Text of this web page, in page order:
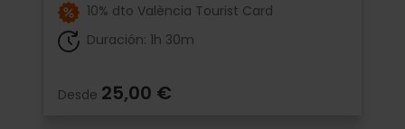
10% dto València Tourist Card
Duración: 1h 30m
Desde 25,00 €